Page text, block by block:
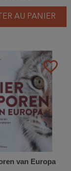
AU PANIER
favorite_border
van Europa